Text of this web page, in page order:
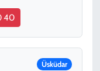
40
Üsküdar